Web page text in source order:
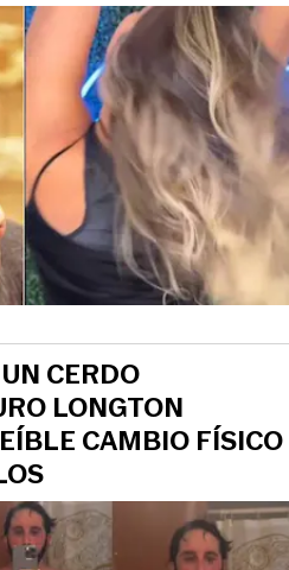
CERDO
LONGTON
CAMBIO FÍSICO